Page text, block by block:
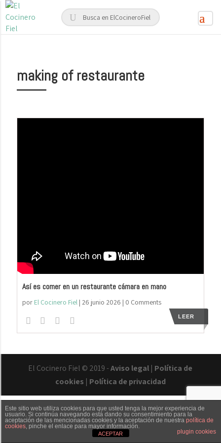
making of restaurante
Así es comer en un restaurante cámara en mano
por El Cocinero Fiel| 26 junio 2026 | 0 Comments
LEER
El Cocinero Fiel © 2019 -Aviso legal | Política de
cookies | Política de privacidad
Txaber Allué Redes sociales Contacto
Este sitio web utiliza cookies para que usted tenga la mejor experiencia de
usuario. Si continúa navegando está dando su consentimiento para la
aceptación de las mencionadas cookies y la aceptación de nuestra política de
cookies, pinche el enlace para mayor información.
plugin cookies
ACEPTAR